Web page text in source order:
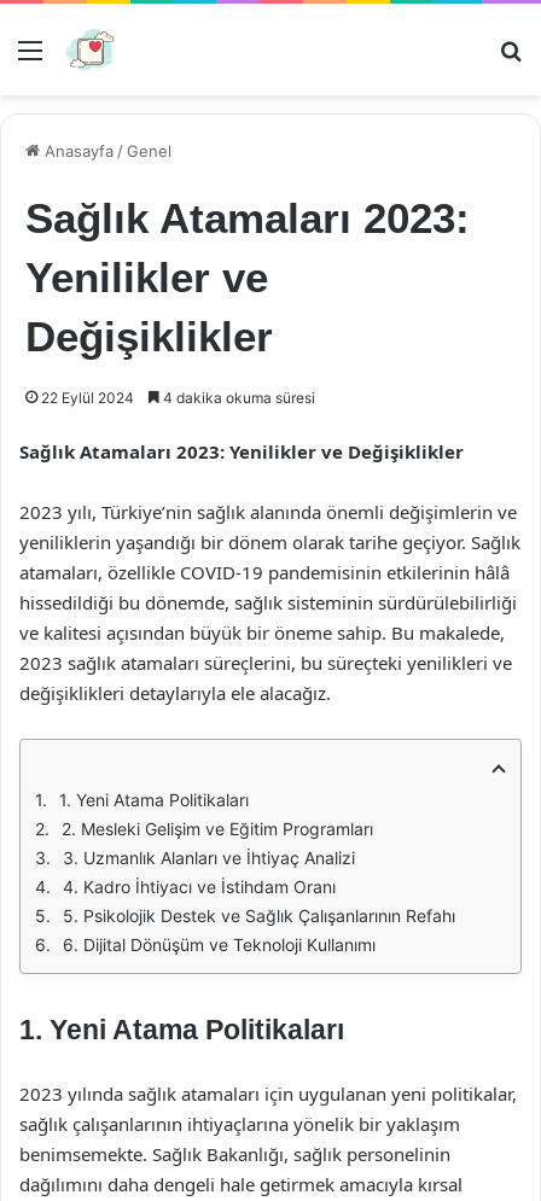
Menü
Anasayfa /Genel
Sağlık Atamaları 2023:
Yenilikler ve
Değişiklikler
22 Eylül 2024 4 dakika okuma süresi
Sağlık Atamaları 2023: Yenilikler ve Değişiklikler
2023 yılı, Türkiye’nin sağlık alanında önemli değişimlerin ve
yeniliklerin yaşandığı bir dönem olarak tarihe geçiyor. Sağlık
atamaları, özellikle COVID-19 pandemisinin etkilerinin hâlâ
hissedildiği bu dönemde, sağlık sisteminin sürdürülebilirliği
ve kalitesi açısından büyük bir öneme sahip. Bu makalede,
2023 sağlık atamaları süreçlerini, bu süreçteki yenilikleri ve
değişiklikleri detaylarıyla ele alacağız.
1. Yeni Atama Politikaları
2. Mesleki Gelişim ve Eğitim Programları
3. Uzmanlık Alanları ve İhtiyaç Analizi
4. Kadro İhtiyacı ve İstihdam Oranı
5. Psikolojik Destek ve Sağlık Çalışanlarının Refahı
6. Dijital Dönüşüm ve Teknoloji Kullanımı
1. Yeni Atama Politikaları
2023 yılında sağlık atamaları için uygulanan yeni politikalar,
sağlık çalışanlarının ihtiyaçlarına yönelik bir yaklaşım
benimsemekte. Sağlık Bakanlığı, sağlık personelinin
dağılımını daha dengeli hale getirmek amacıyla kırsal